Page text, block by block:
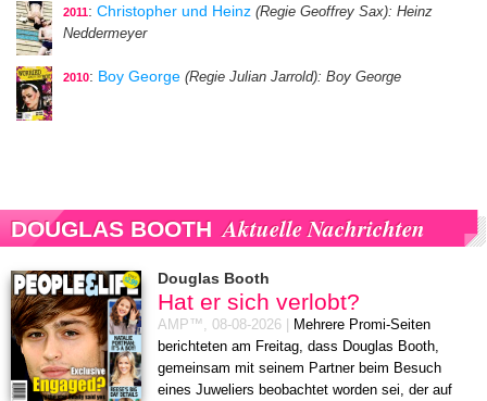
2011: Christopher und Heinz (Regie Geoffrey Sax): Heinz
Neddermeyer
2010: Boy George (Regie Julian Jarrold): Boy George
DOUGLAS BOOTH Aktuelle Nachrichten
Douglas Booth
Hat er sich verlobt?
AMP™, 08-08-2026
Mehrere Promi-Seiten
berichteten am Freitag, dass Douglas Booth,
gemeinsam mit seinem Partner beim Besuch
eines Juweliers beobachtet worden sei, der auf